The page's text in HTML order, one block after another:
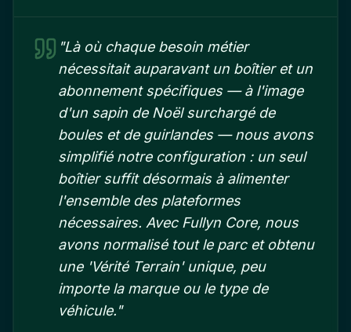
"Là où chaque besoin métier
nécessitait auparavant un boîtier et un
abonnement spécifiques — à l'image
d'un sapin de Noël surchargé de
boules et de guirlandes — nous avons
simplifié notre configuration : un seul
boîtier suffit désormais à alimenter
l'ensemble des plateformes
nécessaires. Avec Fullyn Core, nous
avons normalisé tout le parc et obtenu
une 'Vérité Terrain' unique, peu
importe la marque ou le type de
véhicule."